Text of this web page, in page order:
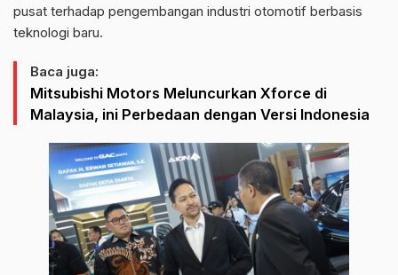
pusat terhadap pengembangan industri otomotif berbasis
teknologi baru.
Baca juga:
Mitsubishi Motors Meluncurkan Xforce di
Malaysia, ini Perbedaan dengan Versi Indonesia